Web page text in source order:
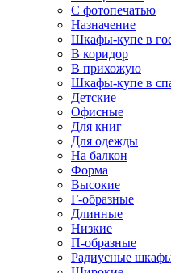
С фотопечатью
Назначение
Шкафы-купе в
В коридор
В прихожую
Шкафы-купе в
Детские
Офисные
Для книг
Для одежды
На балкон
Форма
Высокие
Г-образные
Длинные
Низкие
П-образные
Радиусные